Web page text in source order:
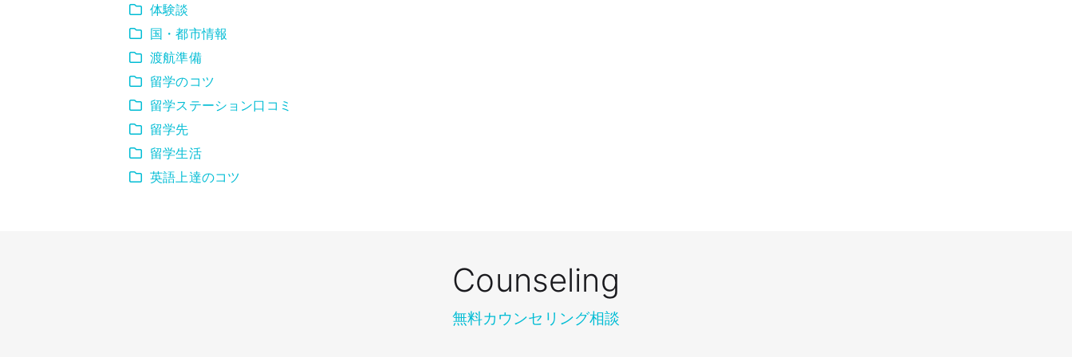
体験談
国・都市情報
渡航準備
留学のコツ
留学ステーション口コミ
留学先
留学生活
英語上達のコツ
Counseling
無料カウンセリング相談